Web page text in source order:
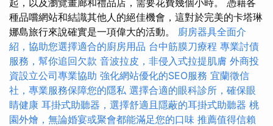
起，以及瀏覽畫廊和禮品店，需要花費幾個小時。 憑藉各
種品嚐網站和結識其他人的絕佳機會，這對於完美的卡塔琳
娜島旅行來說確實是一項偉大的活動。 廚房器具全面介
紹，協助您選擇適合的廚房用品 台中筋膜刀療程 專業討債
服務，幫你追回欠款 音波拉皮，非侵入式拉提肌膚 外商投
資設立公司專業協助 強化網站優化的SEO服務 宜蘭徵信
社，專業服務保障您的隱私 選擇合適的眼科診所，確保眼
睛健康 耳掛式助聽器，選擇舒適且隱蔽的耳掛式助聽器 桃
園外燴，無論婚宴或聚會都能滿足您的口味 推薦值得信賴